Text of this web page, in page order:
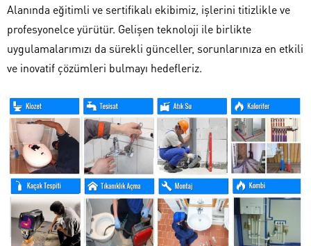
Alanında eğitimli ve sertifikalı ekibimiz, işlerini titizlikle ve
profesyonelce yürütür. Gelişen teknoloji ile birlikte
uygulamalarımızı da sürekli günceller, sorunlarınıza en etkili
ve inovatif çözümleri bulmayı hedefleriz.